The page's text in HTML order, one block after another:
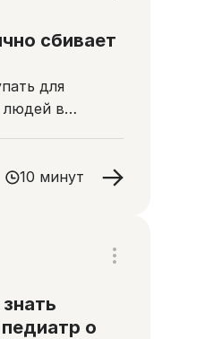
сбивает
для
людей в
10 минут
о